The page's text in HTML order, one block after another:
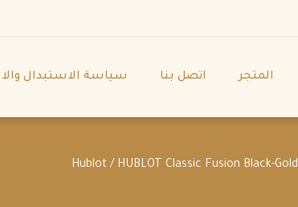
المتجر اتصل بنا سياسة الاستبدال
/ HUBLOT Classic Fusion Black-Gold